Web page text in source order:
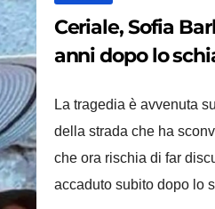
Ceriale, Sofia
anni dopo lo
social dopo
La tragedia è avvenuta
della strada che ha
che ora rischia di far
accaduto subito dopo lo